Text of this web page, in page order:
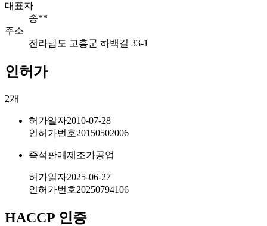
대표자
송**
주소
전라남도 고흥군 하백길 33-1
인허가
2개
허가일자2010-07-28
인허가번호20150502006
즉석판매제조가공업
허가일자2025-06-27
인허가번호20250794106
HACCP 인증